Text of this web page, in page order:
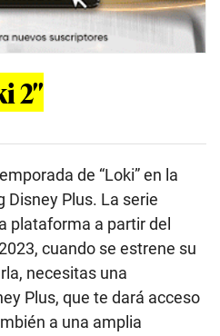
2″
de “Loki” en la
Plus. La serie
plataforma a partir del
cuando se estrene su
necesitas una
Plus, que te dará acceso
a una amplia